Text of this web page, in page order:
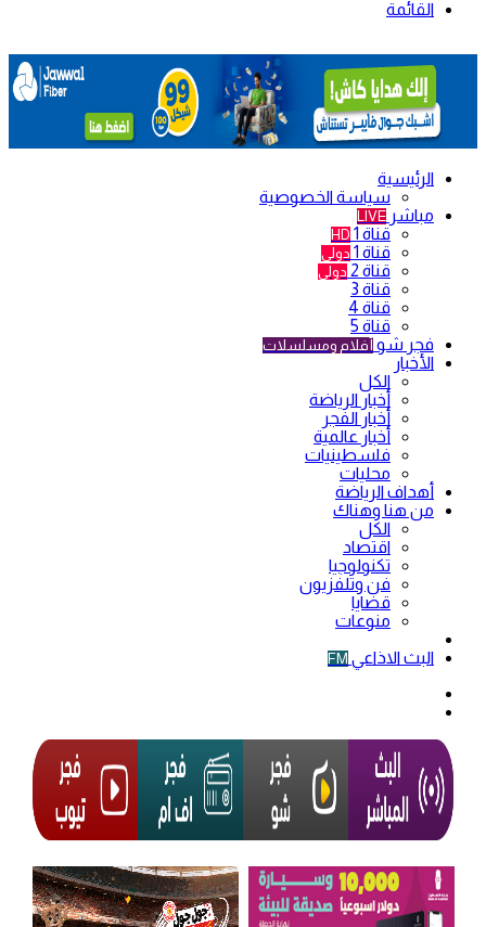
القائمة
الرئيسية
سياسة الخصوصية
مباشر LIVE
قناة 1 HD
قناة 1 دولي
قناة 2 دولي
قناة 3
قناة 4
قناة 5
فجر شو أفلام ومسلسلات
الأخبار
الكل
أخبار الرياضة
أخبار الفجر
أخبار عالمية
فلسطينيات
محليات
أهداف الرياضة
من هنا وهناك
الكل
اقتصاد
تكنولوجيا
فن وتلفزيون
قضايا
منوعات
البث الاذاعي FM